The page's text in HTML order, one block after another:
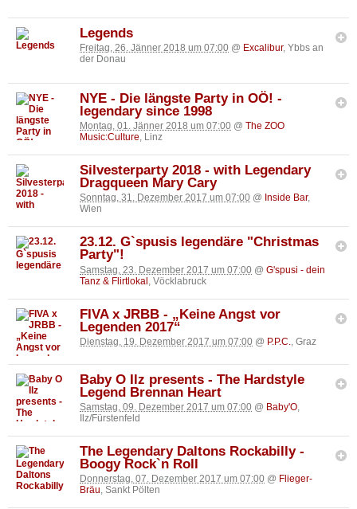
Legends
Freitag, 26. Jänner 2018 um 07:00 @ Excalibur, Ybbs an
der Donau
NYE - Die längste Party in OÖ! -
legendary since 1998
Montag, 01. Jänner 2018 um 07:00 @ The ZOO
Music:Culture, Linz
Silvesterparty 2018 - with Legendary
Dragqueen Mary Cary
Sonntag, 31. Dezember 2017 um 07:00 @ Inside Bar,
Wien
23.12. G`spusis legendäre "Christmas
Party"!
Samstag, 23. Dezember 2017 um 07:00 @ G'spusi - dein
Tanz & Flirtlokal , Vöcklabruck
FIVA x JRBB - „Keine Angst vor
Legenden 2017“
Dienstag, 19. Dezember 2017 um 07:00 @ P.P.C., Graz
Baby O Ilz presents - The Hardstyle
Legend Brennan Heart
Samstag, 09. Dezember 2017 um 07:00 @ Baby'O,
Ilz/Fürstenfeld
The Legendary Daltons Rockabilly -
Boogy Rock`n Roll
Donnerstag, 07. Dezember 2017 um 07:00 @ Flieger-
Bräu, Sankt Pölten